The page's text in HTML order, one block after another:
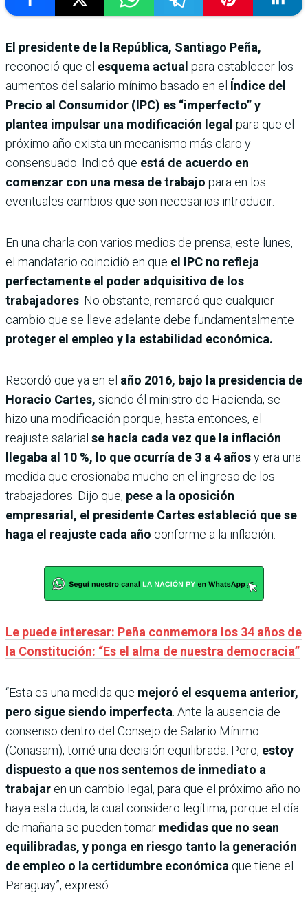
El presidente de la República, Santiago Peña,
reconoció que el esquema actual para establecer los
aumentos del salario mínimo basado en el Índice del
Precio al Consumidor (IPC) es “imperfecto” y
plantea impulsar una modificación legal para que el
próximo año exista un mecanismo más claro y
consensuado. Indicó que está de acuerdo en
comenzar con una mesa de trabajo para en los
eventuales cambios que son necesarios introducir.
En una charla con varios medios de prensa, este lunes,
el mandatario coincidió en que el IPC no refleja
perfectamente el poder adquisitivo de los
trabajadores. No obstante, remarcó que cualquier
cambio que se lleve adelante debe fundamentalmente
proteger el empleo y la estabilidad económica.
Recordó que ya en el año 2016, bajo la presidencia de
Horacio Cartes, siendo él ministro de Hacienda, se
hizo una modificación porque, hasta entonces, el
reajuste salarial se hacía cada vez que la inflación
llegaba al 10 %, lo que ocurría de 3 a 4 añosy era una
medida que erosionaba mucho en el ingreso de los
trabajadores. Dijo que, pese a la oposición
empresarial, el presidente Cartes estableció que se
haga el reajuste cada año conforme a la inflación.
Le puede interesar: Peña conmemora los 34 años de
la Constitución: “Es el alma de nuestra democracia”
“Esta es una medida que mejoró el esquema anterior,
pero sigue siendo imperfecta. Ante la ausencia de
consenso dentro del Consejo de Salario Mínimo
(Conasam), tomé una decisión equilibrada. Pero, estoy
dispuesto a que nos sentemos de inmediato a
trabajar en un cambio legal, para que el próximo año no
haya esta duda, la cual considero legítima; porque el día
de mañana se pueden tomar medidas que no sean
equilibradas, y ponga en riesgo tanto la generación
de empleo o la certidumbre económica que tiene el
Paraguay”, expresó.